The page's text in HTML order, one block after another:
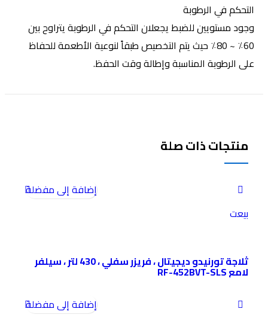
التحكم في الرطوبة
وجود مستويين للضبط يجعلان التحكم في الرطوبة يتراوح بين
60٪ ~ 80٪ حيث يتم التخصيص طبقاً لنوعية الأطعمة للحفاظ
على الرطوبة المناسبة وإطالة وقت الحفظ.
منتجات ذات صلة
بيعت
إضافة إلى مفضلة
ثلاجة تورنيدو ديجيتال ، فريزر سفلي ، 430 لتر ، سيلفر
لامع RF-452BVT-SLS
إضافة إلى مفضلة